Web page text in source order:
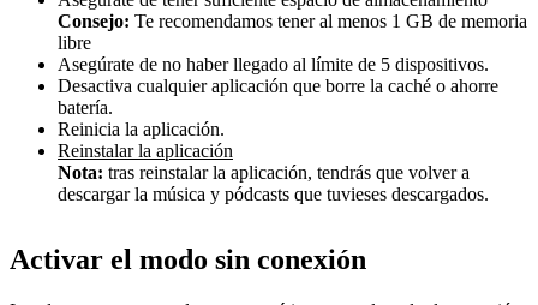
Consejo: Te recomendamos tener al menos 1 GB de memoria
libre
Asegúrate de no haber llegado al límite de 5 dispositivos.
Desactiva cualquier aplicación que borre la caché o ahorre
batería.
Reinicia la aplicación.
Reinstalar la aplicación
Nota: tras reinstalar la aplicación, tendrás que volver a
descargar la música y pódcasts que tuvieses descargados.
Activar el modo sin conexión